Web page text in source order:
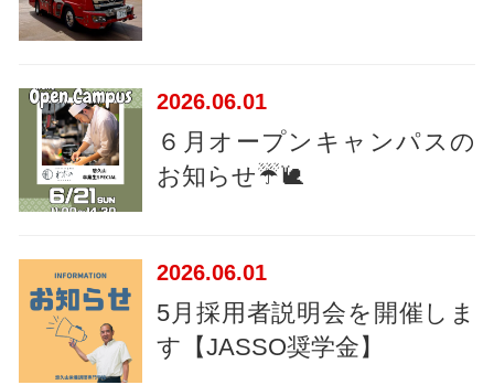
2026 06.01
６月オープンキャンパスの
お知らせ☔🐌
2026 06.01
5月採用者説明会を開催しま
す【JASSO奨学金】